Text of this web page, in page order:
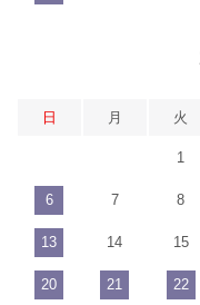
日 月 火
1
6 7 8
13 14 15
20 21 22